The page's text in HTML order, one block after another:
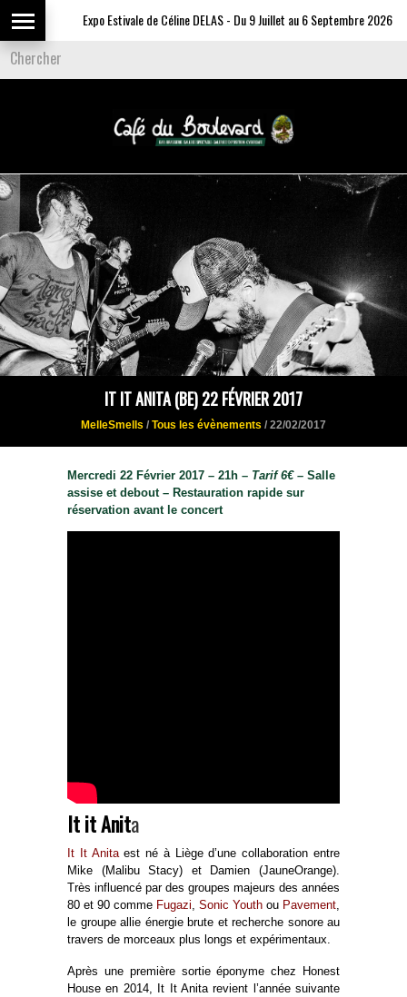
Expo Estivale de Céline DELAS - Du 9 Juillet au 6 Septembre 2026
IT IT ANITA (BE) 22 FÉVRIER 2017
MelleSmells / Tous les évènements / 22/02/2017
Mercredi 22 Février 2017 – 21h – Tarif 6€ – Salle
assise et debout – Restauration rapide sur
réservation avant le concert
It it Anita
It It Anitaest né à Liège d’une collaboration entre
Mike (Malibu Stacy) et Damien (JauneOrange).
Très influencé par des groupes majeurs des années
80 et 90 comme Fugazi Sonic Youth ou Pavement
le groupe allie énergie brute et recherche sonore au
travers de morceaux plus longs et expérimentaux.
Après une première sortie éponyme chez Honest
House en 2014, It It Anita revient l’année suivante